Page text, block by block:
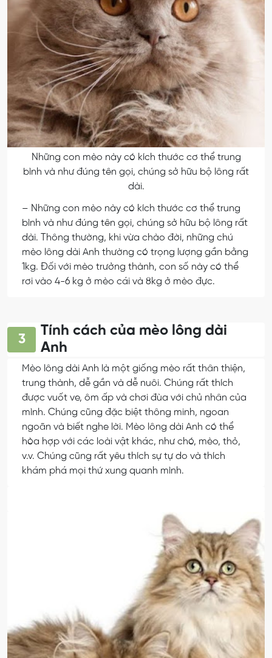
Những con mèo này có kích thước cơ thể trung
bình và như đúng tên gọi, chúng sở hữu bộ lông rất
dài.
– Những con mèo này có kích thước cơ thể trung
bình và như đúng tên gọi, chúng sở hữu bộ lông rất
dài. Thông thường, khi vừa chào đời, những chú
mèo lông dài Anh thường có trọng lượng gần bằng
1kg. Đối với mèo trưởng thành, con số này có thể
rơi vào 4-6 kg ở mèo cái và 8kg ở mèo đực.
3
Tính cách của mèo lông dài
Anh
Mèo lông dài Anh là một giống mèo rất thân thiện,
trung thành, dễ gần và dễ nuôi. Chúng rất thích
được vuốt ve, ôm ấp và chơi đùa với chủ nhân của
mình. Chúng cũng đặc biệt thông minh, ngoan
ngoãn và biết nghe lời. Mèo lông dài Anh có thể
hòa hợp với các loài vật khác, như chó, mèo, thỏ,
v.v. Chúng cũng rất yêu thích sự tự do và thích
khám phá mọi thứ xung quanh mình.